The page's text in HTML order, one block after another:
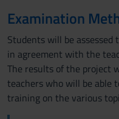
Examination
Students will be
in agreement with the
The results of the project
teachers who will be able
training on the various